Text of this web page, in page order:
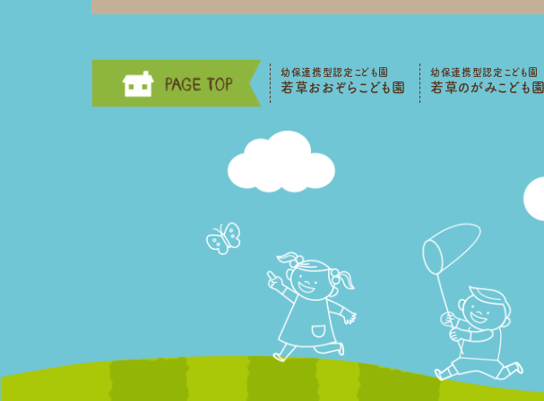
幼保連携型認定こども園
若草おおぞらこども園
幼保連携型認定こども園
若草のがみこども園